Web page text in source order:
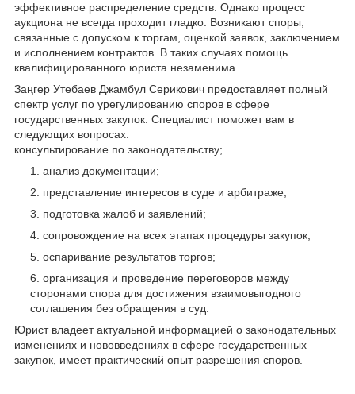
эффективное распределение средств. Однако процесс
аукциона не всегда проходит гладко. Возникают споры,
связанные с допуском к торгам, оценкой заявок, заключением
и исполнением контрактов. В таких случаях помощь
квалифицированного юриста незаменима.
Заңгер Утебаев Джамбул Серикович предоставляет полный
спектр услуг по урегулированию споров в сфере
государственных закупок. Специалист поможет вам в
следующих вопросах:
консультирование по законодательству;
анализ документации;
представление интересов в суде и арбитраже;
подготовка жалоб и заявлений;
сопровождение на всех этапах процедуры закупок;
оспаривание результатов торгов;
организация и проведение переговоров между
сторонами спора для достижения взаимовыгодного
соглашения без обращения в суд.
Юрист владеет актуальной информацией о законодательных
изменениях и нововведениях в сфере государственных
закупок, имеет практический опыт разрешения споров.